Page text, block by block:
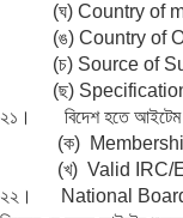
(ঘ) Country of
(ঙ) Country of
(চ) Source of
(ছ) Specification
২১। বিদেশ হতে আইটেম
(ক) Membership
(খ) Valid IRC/ERC
২২। National Board